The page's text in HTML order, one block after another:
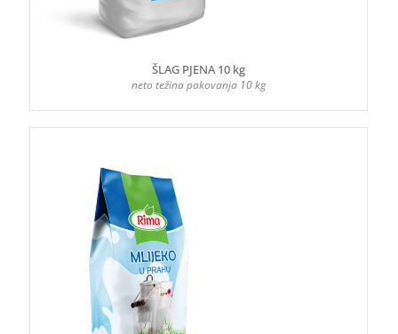
ŠLAG PJENA 10 kg
neto težina pakovanja 10 kg